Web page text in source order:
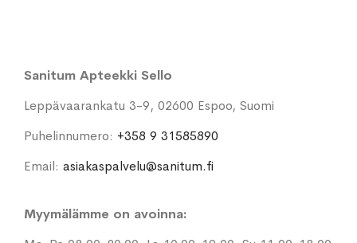
Sanitum Apteekki Sello
Leppävaarankatu 3-9, 02600 Espoo, Suomi
Puhelinnumero: +358 9 31585890
Email: asiakaspalvelu@sanitum.fi
Myymälämme on avoinna: